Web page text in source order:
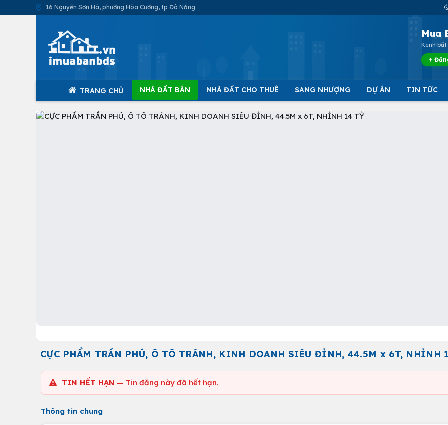
16 Nguyễn Sơn Hà, phường Hòa Cường, tp Đà Nẵng
Mua
Kênh bất
+
TRANG CHỦ NHÀ ĐẤT BÁN NHÀ ĐẤT CHO THUÊ SANG NHƯỢNG DỰ ÁN TIN TỨC
CỰC PHẨM TRẦN PHÚ, Ô TÔ TRÁNH, KINH DOANH SIÊU ĐỈNH, 44.5M x 6T, NHỈNH
TIN HẾT HẠN — Tin đăng này đã hết hạn.
Thông tin chung